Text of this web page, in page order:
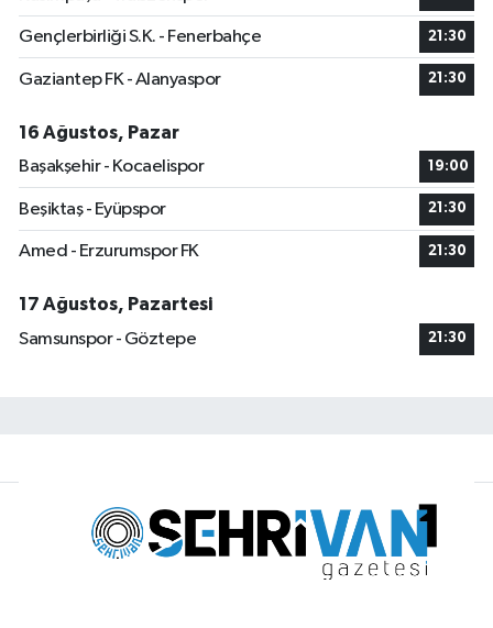
Gençlerbirliği S.K. - Fenerbahçe 21:30
Gaziantep FK - Alanyaspor 21:30
16 Ağustos, Pazar
Başakşehir - Kocaelispor
19:00
Beşiktaş - Eyüpspor 21:30
Amed - Erzurumspor FK 21:30
17 Ağustos, Pazartesi
Samsunspor - Göztepe
21:30